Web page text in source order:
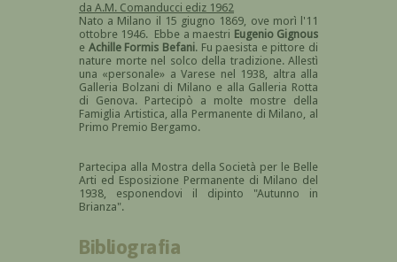
da A.M. Comanducci ediz 1962
Nato a Milano il 15 giugno 1869, ove morì l'11
ottobre 1946. Ebbe a maestri Eugenio Gignous
e Achille Formis Befani. Fu paesista e pittore di
nature morte nel solco della tradizione. Allestì
una «personale» a Varese nel 1938, altra alla
Galleria Bolzani di Milano e alla Galleria Rotta
di Genova. Partecipò a molte mostre della
Famiglia Artistica, alla Permanente di Milano, al
Primo Premio Bergamo.
Partecipa alla Mostra della Società per le Belle
Arti ed Esposizione Permanente di Milano del
1938, esponendovi il dipinto "Autunno in
Brianza".
Bibliografia